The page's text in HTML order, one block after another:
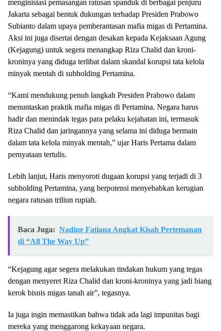
menginisiasi pemasangan ratusan spanduk di berbagai penjuru
Jakarta sebagai bentuk dukungan terhadap Presiden Prabowo
Subianto dalam upaya pemberantasan mafia migas di Pertamina.
Aksi ini juga disertai dengan desakan kepada Kejaksaan Agung
(Kejagung) untuk segera menangkap Riza Chalid dan kroni-
kroninya yang diduga terlibat dalam skandal korupsi tata kelola
minyak mentah di subholding Pertamina.
“Kami mendukung penuh langkah Presiden Prabowo dalam
menuntaskan praktik mafia migas di Pertamina. Negara harus
hadir dan menindak tegas para pelaku kejahatan ini, termasuk
Riza Chalid dan jaringannya yang selama ini diduga bermain
dalam tata kelola minyak mentah,” ujar Haris Pertama dalam
pernyataan tertulis.
Lebih lanjut, Haris menyoroti dugaan korupsi yang terjadi di 3
subholding Pertamina, yang berpotensi menyebabkan kerugian
negara ratusan triliun rupiah.
Baca Juga: Nadine Fatiana Angkat Kisah Pertemanan
di “All The Way Up”
“Kejagung agar segera melakukan tindakan hukum yang tegas
dengan menyeret Riza Chalid dan kroni-kroninya yang jadi biang
kerok bisnis migas tanah air”, tegasnya.
Ia juga ingin memastikan bahwa tidak ada lagi impunitas bagi
mereka yang menggarong kekayaan negara.